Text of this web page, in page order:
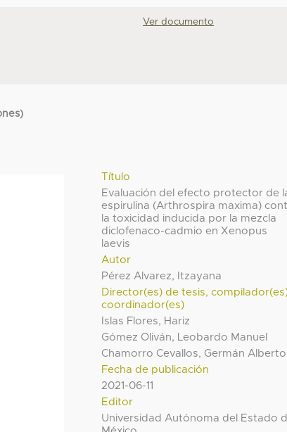
Ver documento
Título
Evaluación del efecto protector de
espirulina (Arthrospira maxima)
la toxicidad inducida por la mezcla
diclofenaco-cadmio en Xenopus
laevis
Autor
Pérez Alvarez, Itzayana
Director(es) de tesis,
coordinador(es)
Islas Flores, Hariz
Gómez Oliván, Leobardo Manuel
Chamorro Cevallos, Germán Alberto
Fecha de publicación
2021-06-11
Editor
Universidad Autónoma del Estado